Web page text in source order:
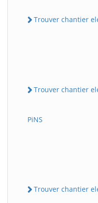
Trouver chantier
Trouver chantier
PiNS
Trouver chantier